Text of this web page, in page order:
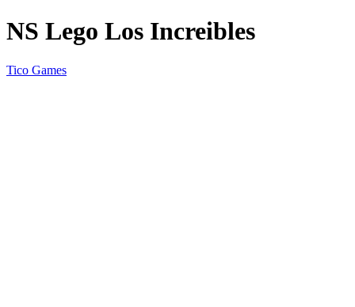
NS Lego Los Increibles
Tico Games